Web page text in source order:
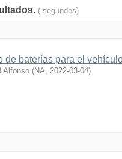
( segundos)
de baterías para el
Alfonso (NA, 2022-03-04)